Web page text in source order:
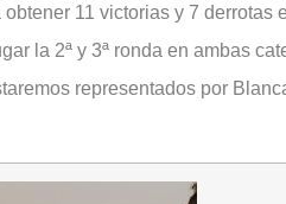
11 victorias y 7 derrotas
la 2ª y 3ª ronda en ambas
representados por